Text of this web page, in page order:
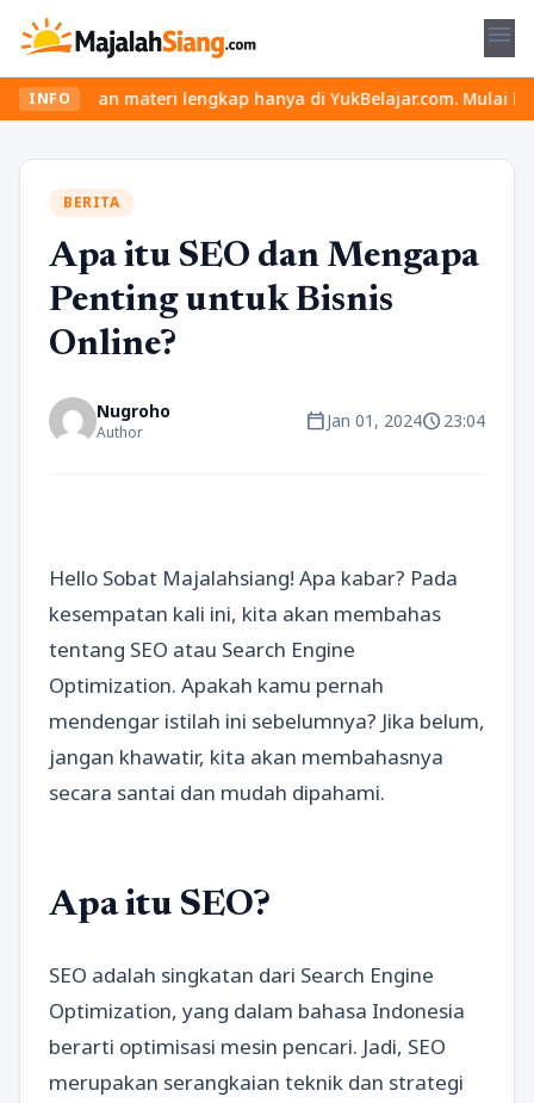
menu
INFO
dan materi lengkap hanya di YukBelajar.com. Mulai
BERITA
Apa itu SEO dan Mengapa
Penting untuk Bisnis
Online?
Nugroho
Author calendar_todayJan 01, 2024schedule23:04
Hello Sobat Majalahsiang! Apa kabar? Pada
kesempatan kali ini, kita akan membahas
tentang SEO atau Search Engine
Optimization. Apakah kamu pernah
mendengar istilah ini sebelumnya? Jika belum,
jangan khawatir, kita akan membahasnya
secara santai dan mudah dipahami.
Apa itu SEO?
SEO adalah singkatan dari Search Engine
Optimization, yang dalam bahasa Indonesia
berarti optimisasi mesin pencari. Jadi, SEO
merupakan serangkaian teknik dan strategi